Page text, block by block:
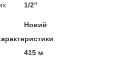
1/2"
Новий
415 м